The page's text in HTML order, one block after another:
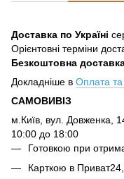
Доставка по Україні
Орієнтовні терміни
Безкоштовна
Докладніше в Оплата
САМОВИВІЗ
м.Київ, вул. Довженка,
10:00 до 18:00
Готовкою при
Карткою в